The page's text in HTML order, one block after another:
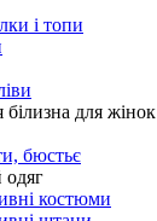
і топи
білизна для жінок
бюстьє
костюми